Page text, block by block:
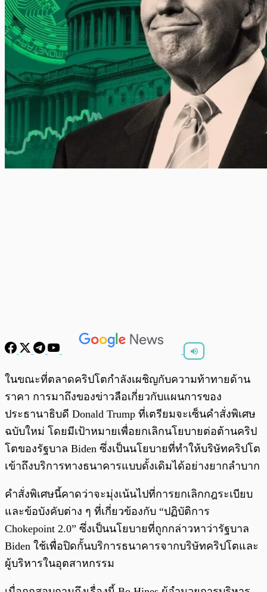
พร้อมเล่น 0:00 0:00
ในขณะที่ตลาดคริปโตกำลังเผชิญกับความท้าทายด้าน
ราคา การมาถึงของข่าวลือเกี่ยวกับแผนการของ
ประธานาธิบดี Donald Trump ที่เตรียมจะเซ็นคำสั่งพิเศษ
ฉบับใหม่ โดยมีเป้าหมายเพื่อยกเลิกนโยบายต่อต้านคริป
โตของรัฐบาล Biden ซึ่งเป็นนโยบายที่ทำให้บริษัทคริปโต
เข้าถึงบริการทางธนาคารแบบดั้งเดิมได้อย่างยากลำบาก
คำสั่งพิเศษนี้คาดว่าจะมุ่งเน้นไปที่การยกเลิกกฎระเบียบ
และข้อบังคับต่าง ๆ ที่เกี่ยวข้องกับ “ปฏิบัติการ
Chokepoint 2.0” ซึ่งเป็นนโยบายที่ถูกกล่าวหาว่ารัฐบาล
Biden ใช้เพื่อปิดกั้นบริการธนาคารจากบริษัทคริปโตและ
ผู้บริหารในอุตสาหกรรม